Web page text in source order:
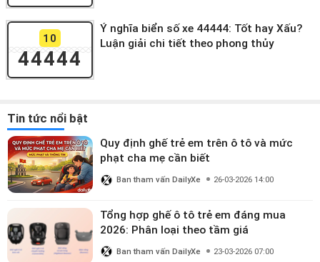
10
44444
Ý nghĩa biển số xe 44444: Tốt hay Xấu?
Luận giải chi tiết theo phong thủy
Tin tức nổi bật
Quy định ghế trẻ em trên ô tô và mức
phạt cha mẹ cần biết
Ban tham vấn DailyXe 26-03-2026 14:00
Tổng hợp ghế ô tô trẻ em đáng mua
2026: Phân loại theo tầm giá
Ban tham vấn DailyXe 23-03-2026 07:00